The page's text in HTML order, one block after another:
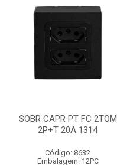
SOBR CAPR PT FC 2TOM
2P+T 20A 1314
Código: 8632
Embalagem: 12PC